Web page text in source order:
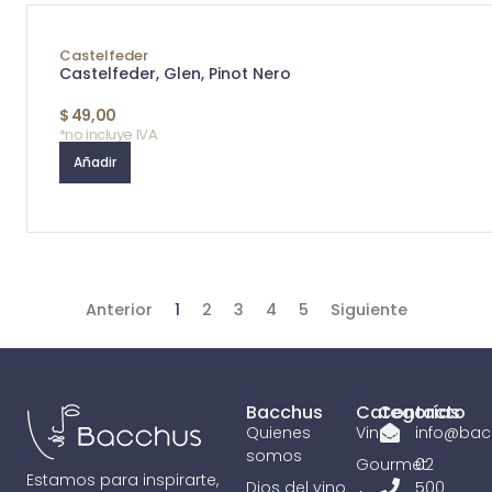
Castelfeder
Castelfeder, Glen, Pinot Nero
$ 49,00
*no incluye IVA
Añadir
Anterior 1 2 3 4 5 Siguiente
Estamos para inspirarte,
Bacchus
Quienes
somos
Dios del vino
Categorías
Vinos
Gourmet
Contacto
02
500